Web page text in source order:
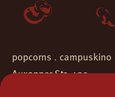
popcorns . campuskino
Auxonner Str. 43c